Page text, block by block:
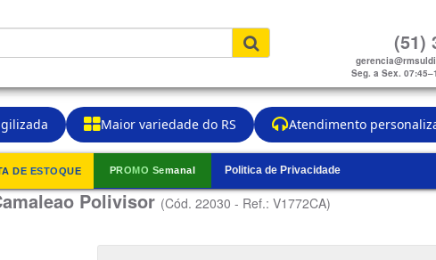
Maior variedade do RS Atendimento
(51)
Seg. a Sex.
DE ESTOQUE PROMO Semanal Politica de Privacidade
Polivisor(Cód. 22030 - Ref.: V1772CA)